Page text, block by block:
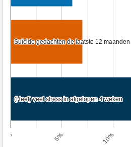
0% 5% 10%
Suïcide gedachten de laatste 12 maanden
Suïcide gedachten de laatste 12 maanden
(Heel) veel stress in afgelopen 4 weken
(Heel) veel stress in afgelopen 4 weken